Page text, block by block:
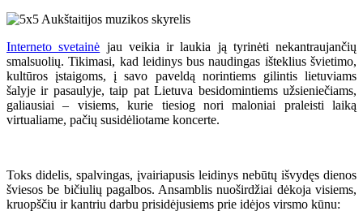
Interneto svetainė jau veikia ir laukia ją tyrinėti nekantraujančių
smalsuolių. Tikimasi, kad leidinys bus naudingas išteklius švietimo,
kultūros įstaigoms, į savo paveldą norintiems gilintis lietuviams
šalyje ir pasaulyje, taip pat Lietuva besidomintiems užsieniečiams,
galiausiai – visiems, kurie tiesiog nori maloniai praleisti laiką
virtualiame, pačių susidėliotame koncerte.
Toks didelis, spalvingas, įvairiapusis leidinys nebūtų išvydęs dienos
šviesos be bičiulių pagalbos. Ansamblis nuoširdžiai dėkoja visiems,
kruopščiu ir kantriu darbu prisidėjusiems prie idėjos virsmo kūnu: